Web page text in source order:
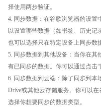
择使用两步验证。
4. 同步数据：在谷歌浏览器的设置
以设置哪些数据（如书签、历史记
也可以选择只在特定设备上同步数
5. 同步数据到其他设备：当你在
有已同步的数据。你可以通过点击“
6. 同步数据到云端：除了同步到本
Drive或其他云存储服务。你可以
选择你想要同步的数据类型。